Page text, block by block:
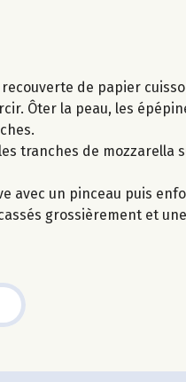
de papier
Ôter la peau, les
tranches de mozzarella
un pinceau puis
grossièrement et